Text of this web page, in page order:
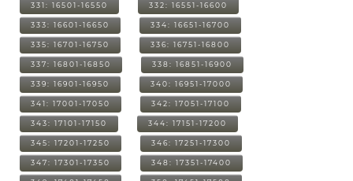
331: 16501-16550 332: 16551-16600
333: 16601-16650 334: 16651-16700
335: 16701-16750 336: 16751-16800
337: 16801-16850 338: 16851-16900
339: 16901-16950 340: 16951-17000
341: 17001-17050 342: 17051-17100
343: 17101-17150 344: 17151-17200
345: 17201-17250 346: 17251-17300
347: 17301-17350 348: 17351-17400